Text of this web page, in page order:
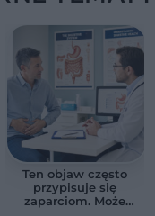
Ten objaw często
przypisuje się
zaparciom. Może